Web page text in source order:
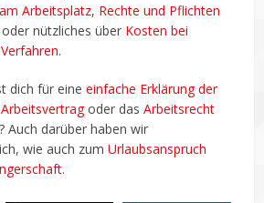
Arbeitsplatz, Rechte und Pflichten
oder nützliches über Kosten bei
.
dich für eineeinfache Erklärung der
oder dasArbeitsrecht
? Auch darüber haben wir
wie auch zumUrlaubsanspruch
.